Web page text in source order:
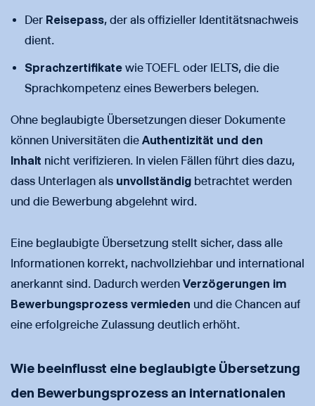
Der Reisepass, der als offizieller Identitätsnachweis
dient.
Sprachzertifikate wie TOEFL oder IELTS, die die
Sprachkompetenz eines Bewerbers belegen.
Ohne beglaubigte Übersetzungen dieser Dokumente
können Universitäten die Authentizität und den
Inhalt nicht verifizieren. In vielen Fällen führt dies dazu,
dass Unterlagen als unvollständig betrachtet werden
und die Bewerbung abgelehnt wird.
Eine beglaubigte Übersetzung stellt sicher, dass alle
Informationen korrekt, nachvollziehbar und international
anerkannt sind. Dadurch werden Verzögerungen im
Bewerbungsprozess vermieden und die Chancen auf
eine erfolgreiche Zulassung deutlich erhöht.
Wie beeinflusst eine beglaubigte Übersetzung
den Bewerbungsprozess an internationalen